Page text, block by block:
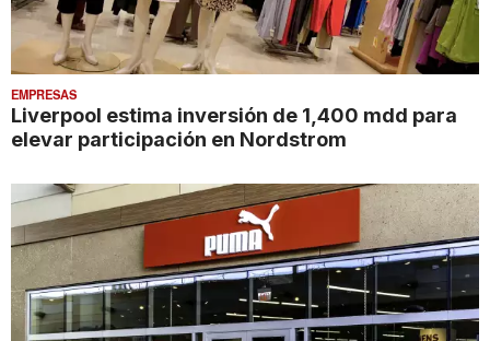
EMPRESAS
Liverpool estima inversión de 1,400 mdd para
elevar participación en Nordstrom